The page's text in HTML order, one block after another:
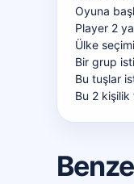
Oyuna
Player 2
Ülke
Bir grup
Bu tuşlar
Bu 2 kişilik